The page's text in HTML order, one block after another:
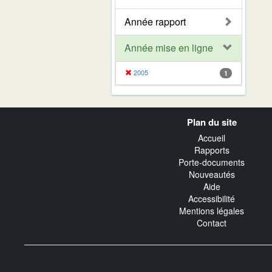
Année rapport
Année mise en ligne
2005 1
Plan du site
Accueil
Rapports
Porte-documents
Nouveautés
Aide
Accessibilité
Mentions légales
Contact